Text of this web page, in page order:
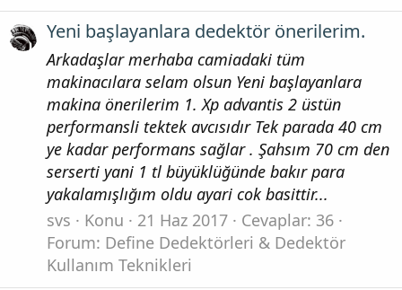
Yeni başlayanlara dedektör önerilerim.
Arkadaşlar merhaba camiadaki tüm
makinacılara selam olsun Yeni başlayanlara
makina önerilerim 1. Xp advantis 2 üstün
performansli tektek avcısıdır Tek parada 40 cm
ye kadar performans sağlar . Şahsım 70 cm den
serserti yani 1 tl büyüklüğünde bakır para
yakalamışlığım oldu ayari cok basittir...
svs
Konu 21 Haz 2017
Cevaplar: 36
Forum: Define Dedektörleri & Dedektör
Kullanım Teknikleri